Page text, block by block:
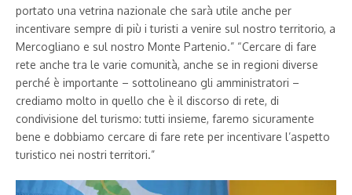
portato una vetrina nazionale che sarà utile anche per
incentivare sempre di più i turisti a venire sul nostro territorio, a
Mercogliano e sul nostro Monte Partenio.” “Cercare di fare
rete anche tra le varie comunità, anche se in regioni diverse
perché è importante – sottolineano gli amministratori –
crediamo molto in quello che è il discorso di rete, di
condivisione del turismo: tutti insieme, faremo sicuramente
bene e dobbiamo cercare di fare rete per incentivare l’aspetto
turistico nei nostri territori.”